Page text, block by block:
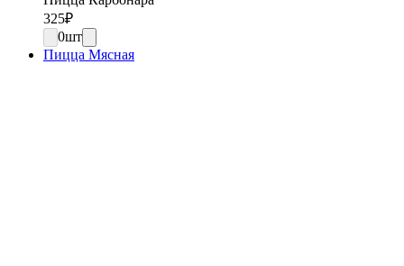
325₽
0шт
Пицца Мясная